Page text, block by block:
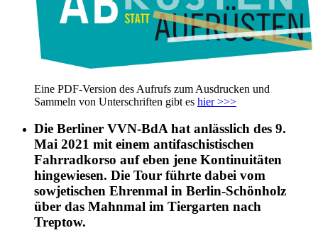
Eine PDF-Version des Aufrufs zum Ausdrucken und
Sammeln von Unterschriften gibt es hier >>>
Die Berliner VVN-BdA hat anlässlich des 9.
Mai 2021 mit einem antifaschistischen
Fahrradkorso auf eben jene Kontinuitäten
hingewiesen. Die Tour führte dabei vom
sowjetischen Ehrenmal in Berlin-Schönholz
über das Mahnmal im Tiergarten nach
Treptow.